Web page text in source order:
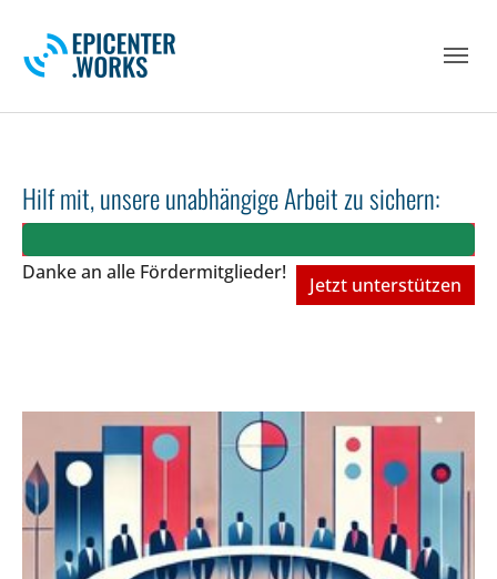
Hilf mit, unsere unabhängige Arbeit zu sichern:
Danke an alle Fördermitglieder!
Jetzt unterstützen